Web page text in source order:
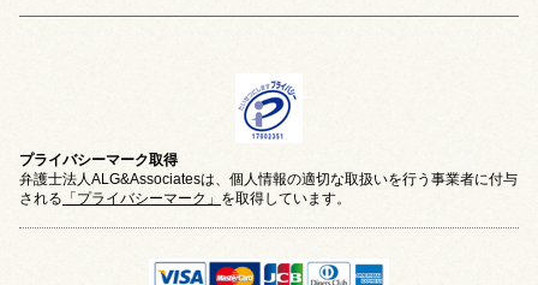
プライバシーマーク取得
弁護士法人ALG&Associatesは、個人情報の適切な取扱いを行う事業者に付与
される 「プライバシーマーク」 を取得しています。